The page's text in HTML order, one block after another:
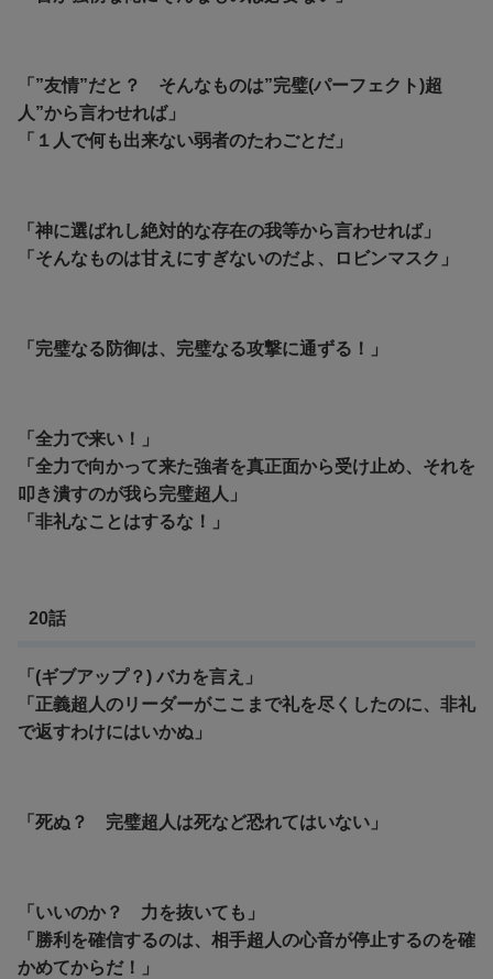
「”友情”だと？ そんなものは”完璧(パーフェクト)超
人”から言わせれば」
「１人で何も出来ない弱者のたわごとだ」
「神に選ばれし絶対的な存在の我等から言わせれば」
「そんなものは甘えにすぎないのだよ、ロビンマスク」
「完璧なる防御は、完璧なる攻撃に通ずる！」
「全力で来い！」
「全力で向かって来た強者を真正面から受け止め、それを
叩き潰すのが我ら完璧超人」
「非礼なことはするな！」
20話
「(ギブアップ？) バカを言え」
「正義超人のリーダーがここまで礼を尽くしたのに、非礼
で返すわけにはいかぬ」
「死ぬ？ 完璧超人は死など恐れてはいない」
「いいのか？ 力を抜いても」
「勝利を確信するのは、相手超人の心音が停止するのを確
かめてからだ！」